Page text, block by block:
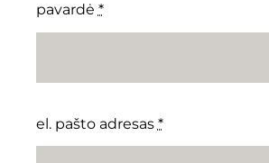
pavardė *
el. pašto adresas *